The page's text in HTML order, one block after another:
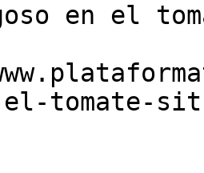
en el
el-tomate-